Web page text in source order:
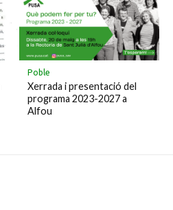
Poble
Xerrada i presentació del
programa 2023-2027 a
Alfou